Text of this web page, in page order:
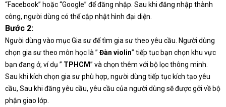
“Facebook” hoặc “Google” để đăng nhập. Sau khi đăng nhập thành
công, người dùng có thể cập nhật hình đại diện.
Bước 2:
Người dùng vào mục Gia sư để tìm gia sư theo yêu cầu. Người dùng
chọn gia sư theo môn học là ” Đàn violin” tiếp tục bạn chọn khu vực
bạn đang ở, ví dụ ” TPHCM” và chọn thêm với bộ lọc thông minh.
Sau khi kích chọn gia sư phù hợp, người dùng tiếp tục kích tạo yêu
cầu, Sau khi đăng yêu cầu, yêu cầu của người dùng sẽ được gởi về bộ
phận giao lớp.